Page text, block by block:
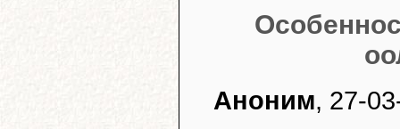
Аноним, 27-